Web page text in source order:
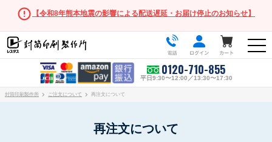
【令和8年熊本地震の影響による配送遅延・お届け停止のお知らせ】
0120-710-855
平日9:30〜12:00／13:30〜17:30
封筒印刷製作所 ご注文について 再注文について
再注文について